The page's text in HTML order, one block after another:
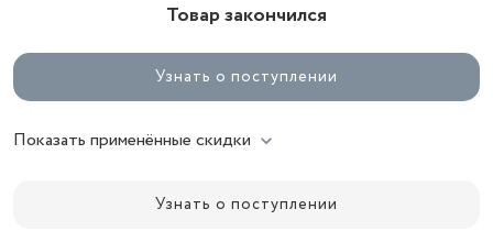
Товар закончился
Узнать о поступлении
Показать применённые скидки
Узнать о поступлении